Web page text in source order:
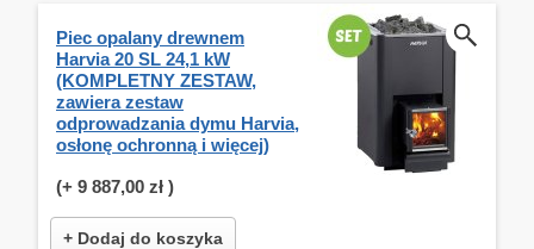
Piec opalany drewnem
Harvia 20 SL 24,1 kW
(KOMPLETNY ZESTAW,
zawiera zestaw
odprowadzania dymu Harvia,
osłonę ochronną i więcej)
(+ 9 887,00 zł )
+ Dodaj do koszyka